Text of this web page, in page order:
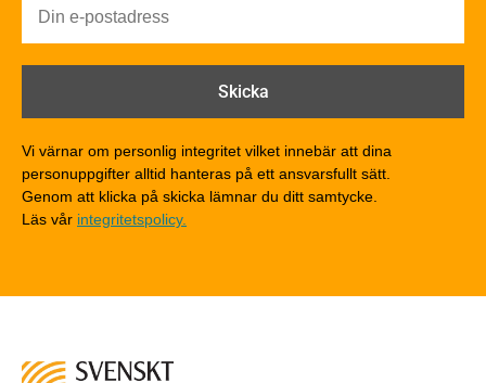
Brandförlopp i byggnader
Brandklasser för material och konstruktioner
Träkonstruktioners brandmotstånd
Detaljlösningar
Träytors brandegenskaper
Tekniska byten med sprinkler
Riskvärdering i flervåningsbostadshus
Miljöeffekter
Vi värnar om personlig integritet vilket innebär att dina
personuppgifter alltid hanteras på ett ansvarsfullt sätt.
Genom att klicka på skicka lämnar du ditt samtycke.
Läs vår integritetspolicy.